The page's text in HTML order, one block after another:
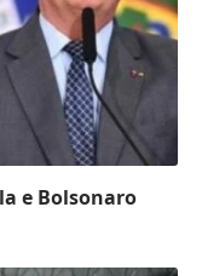
e Bolsonaro